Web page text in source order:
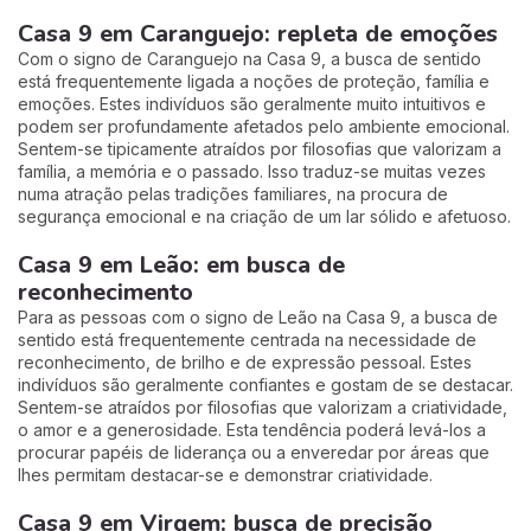
Casa 9 em Caranguejo: repleta de emoções
Com o signo de Caranguejo na Casa 9, a busca de sentido
está frequentemente ligada a noções de proteção, família e
emoções. Estes indivíduos são geralmente muito intuitivos e
podem ser profundamente afetados pelo ambiente emocional.
Sentem-se tipicamente atraídos por filosofias que valorizam a
família, a memória e o passado. Isso traduz-se muitas vezes
numa atração pelas tradições familiares, na procura de
segurança emocional e na criação de um lar sólido e afetuoso.
Casa 9 em Leão: em busca de
reconhecimento
Para as pessoas com o signo de Leão na Casa 9, a busca de
sentido está frequentemente centrada na necessidade de
reconhecimento, de brilho e de expressão pessoal. Estes
indivíduos são geralmente confiantes e gostam de se destacar.
Sentem-se atraídos por filosofias que valorizam a criatividade,
o amor e a generosidade. Esta tendência poderá levá-los a
procurar papéis de liderança ou a enveredar por áreas que
lhes permitam destacar-se e demonstrar criatividade.
Casa 9 em Virgem: busca de precisão